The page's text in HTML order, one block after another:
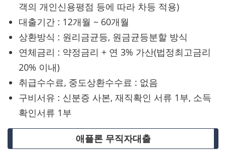
객의 개인신용평점 등에 따라 차등 적용)
대출기간 : 12개월 ~ 60개월
상환방식 : 원리금균등, 원금균등분할 방식
연체금리 : 약정금리 + 연 3% 가산(법정최고금리
20% 이내)
취급수수료, 중도상환수수료 : 없음
구비서유 : 신분증 사본, 재직확인 서류 1부, 소득
확인서류 1부
애플론 무직자대출